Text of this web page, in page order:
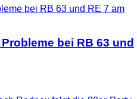
bei RB 63 und